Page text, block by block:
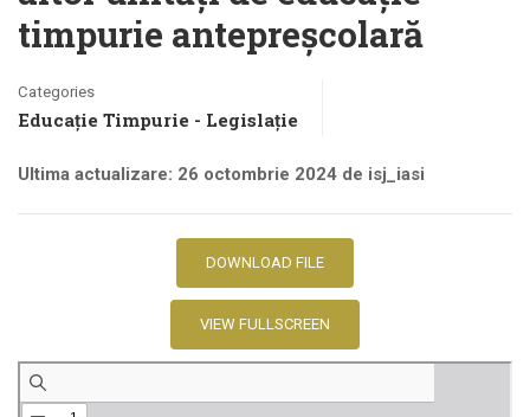
timpurie antepreșcolară
Categories
Educație Timpurie - Legislație
Ultima actualizare: 26 octombrie 2024 de isj_iasi
DOWNLOAD FILE
VIEW FULLSCREEN